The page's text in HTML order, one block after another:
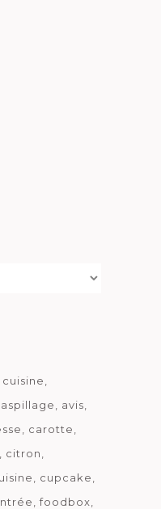
avis
carotte
citron
cupcake
foodbox